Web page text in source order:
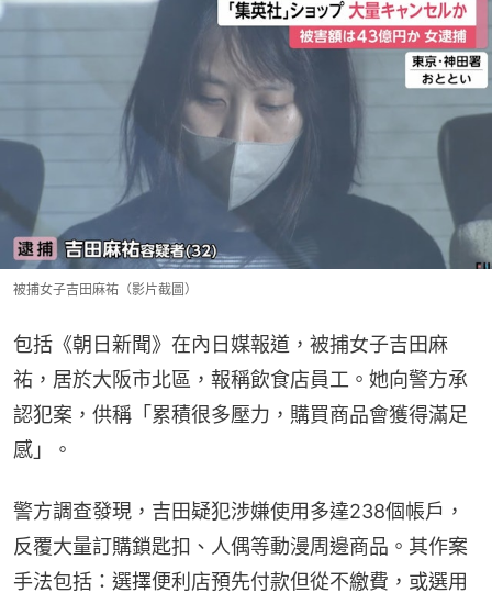
被捕女子吉田麻祐（影片截圖）
包括《朝日新聞》在內日媒報道，被捕女子吉田麻
祐，居於大阪市北區，報稱飲食店員工。她向警方承
認犯案，供稱「累積很多壓力，購買商品會獲得滿足
感」。
警方調查發現，吉田疑犯涉嫌使用多達238個帳戶，
反覆大量訂購鎖匙扣、人偶等動漫周邊商品。其作案
手法包括：選擇便利店預先付款但從不繳費，或選用